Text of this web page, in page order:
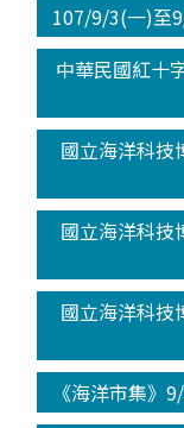
107/9/3(一)至
中華民國紅十
國立海洋科技
國立海洋科技
國立海洋科技
《海洋市集》